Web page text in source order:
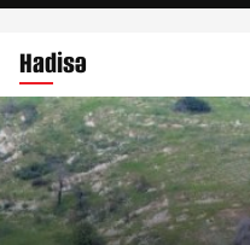
Hadisə